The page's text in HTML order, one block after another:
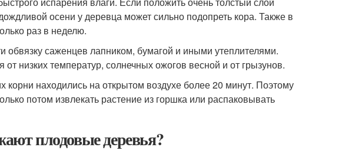
осени у деревца может сильно подопреть кора. Также в
раз в неделю.
обвязку саженцев лапником, бумагой и иными утеплителями.
низких температур, солнечных ожогов весной и от грызунов.
корни находились на открытом воздухе более 20 минут. Поэтому
потом извлекать растение из горшка или распаковывать
плодовые деревья?